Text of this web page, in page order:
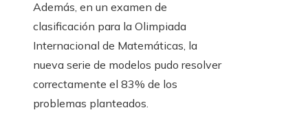
Además, en un examen de
clasificación para la Olimpiada
Internacional de Matemáticas, la
nueva serie de modelos pudo resolver
correctamente el 83% de los
problemas planteados.